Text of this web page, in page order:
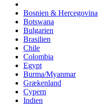
Bosnien & Hercegovina
Botswana
Bulgarien
Brasilien
Chile
Colombia
Egypt
Burma/Myanmar
Grækenland
Cypern
Indien